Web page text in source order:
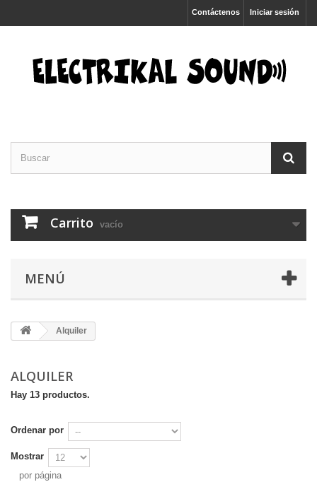
Iniciar sesión
Contáctenos
Carrito vacío
MENÚ
Alquiler
ALQUILER
Hay 13 productos.
Ordenar por
Mostrar
por página